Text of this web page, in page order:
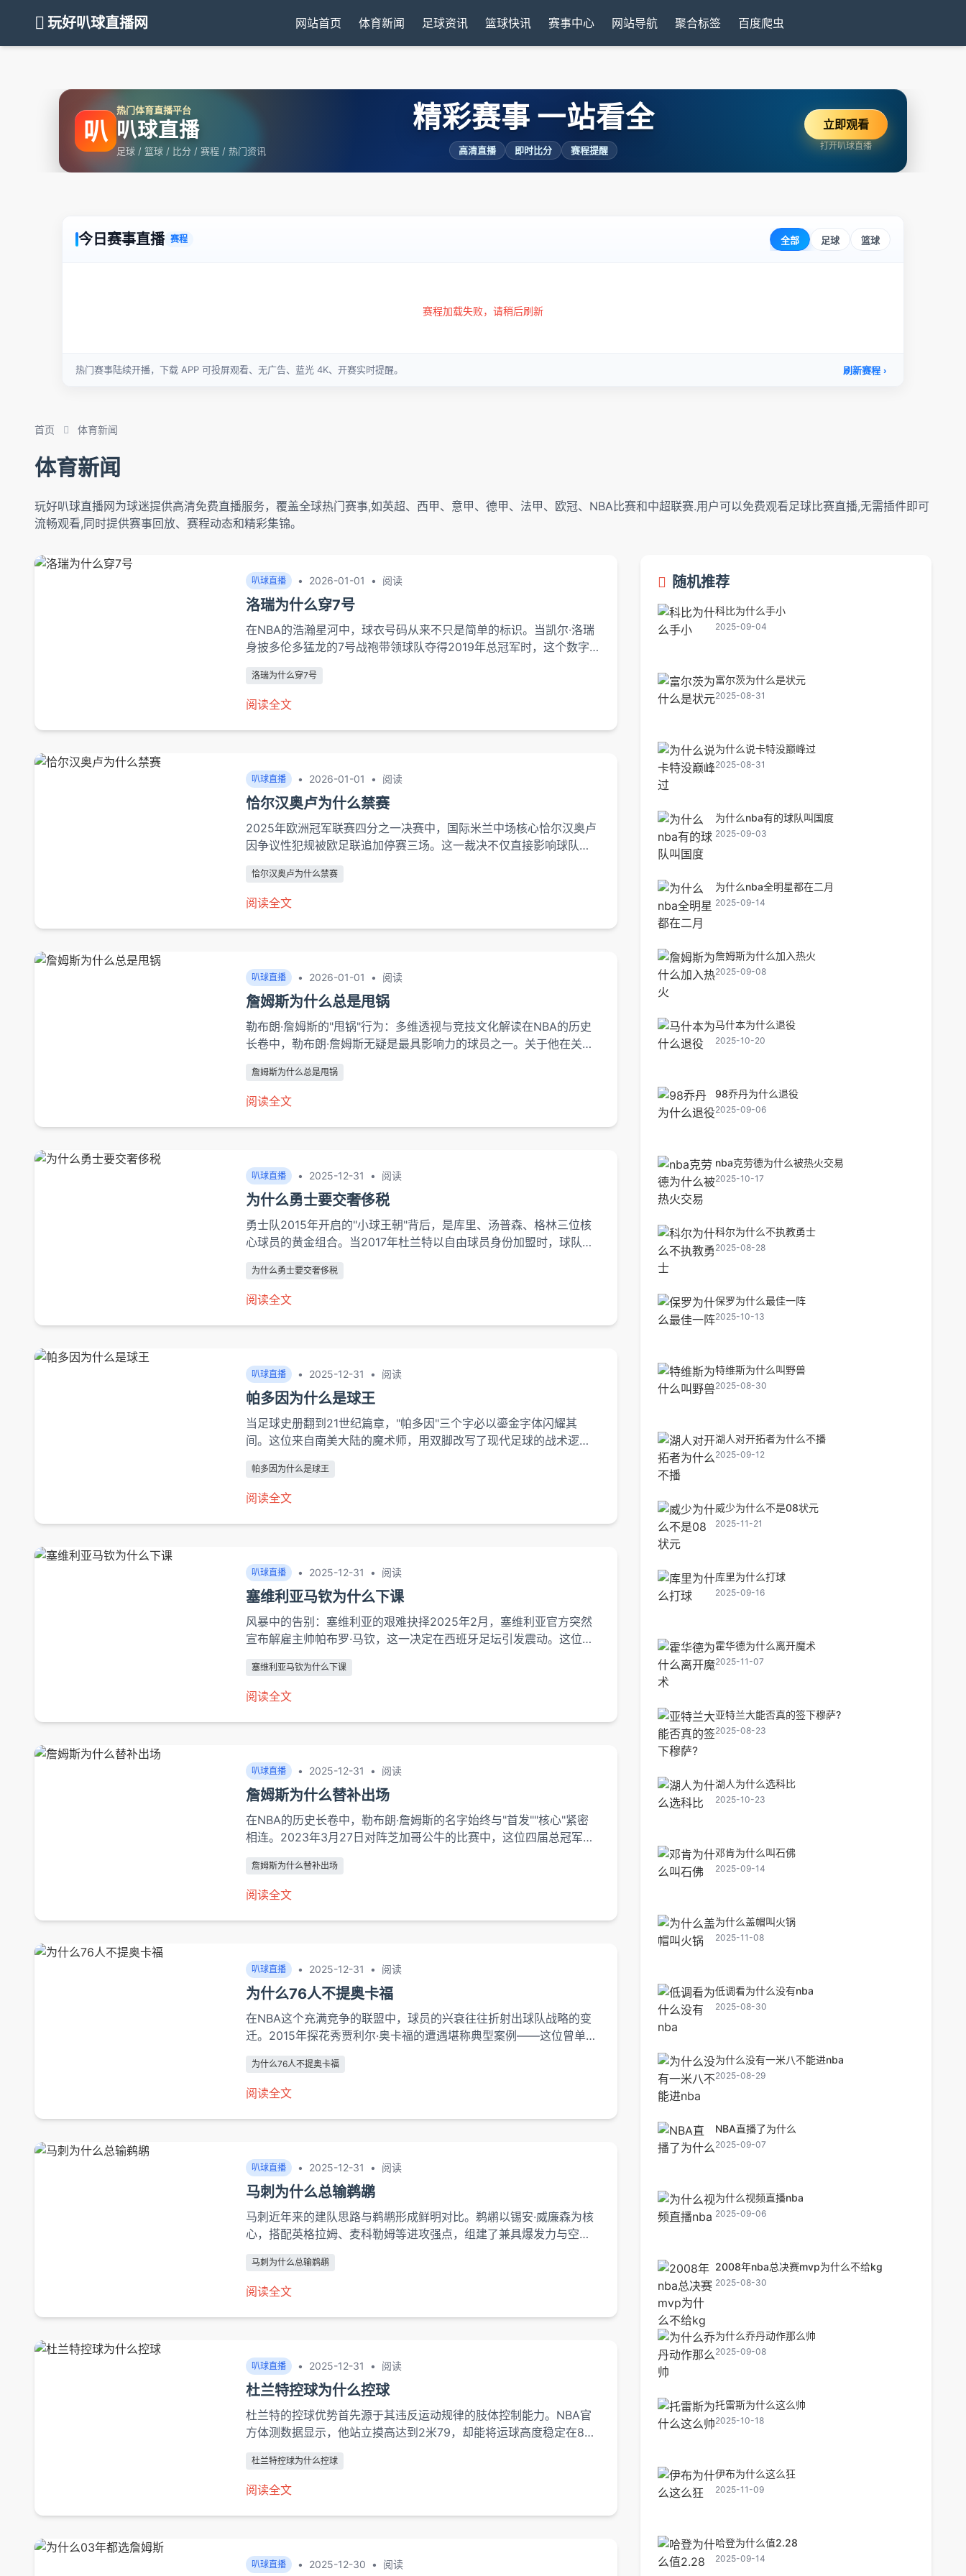
玩好叭球直播网 网站首页 体育新闻 足球资讯 篮球快讯 赛事中心 网站导航 聚合标签 百度爬虫
叭
热门体育直播平台
叭球直播
足球 / 篮球 / 比分 / 赛程 / 热门资讯
精彩赛事 一站看全
高清直播 即时比分 赛程提醒
立即观看
打开叭球直播
首页 体育新闻
体育新闻
玩好叭球直播网为球迷提供高清免费直播服务，覆盖全球热门赛事,如英超、西甲、意甲、德甲、法甲、欧冠、NBA比赛和中超联赛.用户可以免费观看足球比赛直播,无需插件即可
流畅观看,同时提供赛事回放、赛程动态和精彩集锦。
叭球直播 • 2026-01-01 • 阅读
洛瑞为什么穿7号
在NBA的浩瀚星河中，球衣号码从来不只是简单的标识。当凯尔·洛瑞
身披多伦多猛龙的7号战袍带领球队夺得2019年总冠军时，这个数字
见证了这位六届全明星的进化历程，更承载着家族传承、文...
洛瑞为什么穿7号
阅读全文
叭球直播 • 2026-01-01 • 阅读
恰尔汉奥卢为什么禁赛
2025年欧洲冠军联赛四分之一决赛中，国际米兰中场核心恰尔汉奥卢
因争议性犯规被欧足联追加停赛三场。这一裁决不仅直接影响球队战
深层问题的讨论。本文将围绕事件本质、规则依据及行业启示三个维
度展开分析。争议事件的完整回溯比赛第78分钟的关键瞬间成为整个
肘部击中对手颈部...
恰尔汉奥卢为什么禁赛
阅读全文
叭球直播 • 2026-01-01 • 阅读
詹姆斯为什么总是甩锅
勒布朗·詹姆斯的"甩锅"行为：多维透视与竞技文化解读在NBA的历史
长卷中，勒布朗·詹姆斯无疑是最具影响力的球员之一。关于他在关键
反映了现代篮球的战术演变，也折射出巨星文化中的复杂期待。本文
将从竞技策略、心理因素、媒体叙事三个维度，解析这一备受争议的
詹姆斯为什么总是甩锅
阅读全文
叭球直播 • 2025-12-31 • 阅读
为什么勇士要交奢侈税
勇士队2015年开启的"小球王朝"背后，是库里、汤普森、格林三位核
心球员的黄金组合。当2017年杜兰特以自由球员身份加盟时，球队薪
资高达1.45亿美元，奢侈税账单突破5000万。这种"四巨头"配置带来
的直接回报是三年两冠的辉...
为什么勇士要交奢侈税
阅读全文
叭球直播 • 2025-12-31 • 阅读
帕多因为什么是球王
当足球史册翻到21世纪篇章，"帕多因"三个字必以鎏金字体闪耀其
间。这位来自南美大陆的魔术师，用双脚改写了现代足球的战术逻
泥地到世界杯决赛的草皮，他诠释了何为真正的足球王者——不仅是
奖杯陈列室的丰度，更是对这项运动本质的哲学级理解。技术维度：
帕多因为什么是球王
阅读全文
叭球直播 • 2025-12-31 • 阅读
塞维利亚马钦为什么下课
风暴中的告别：塞维利亚的艰难抉择2025年2月，塞维利亚官方突然
宣布解雇主帅帕布罗·马钦，这一决定在西班牙足坛引发震动。这位曾
离场。表面看是成绩滑坡导致的下课，但深层次原因涉及战术僵化、
更衣室失控与管理层矛盾的多重危机。战术体系的失效马钦赖以成名
塞维利亚马钦为什么下课
阅读全文
叭球直播 • 2025-12-31 • 阅读
詹姆斯为什么替补出场
在NBA的历史长卷中，勒布朗·詹姆斯的名字始终与"首发""核心"紧密
相连。2023年3月27日对阵芝加哥公牛的比赛中，这位四届总冠军得
长纪录。这一决定绝非偶然，而是湖人教练组与詹姆斯本人基于多重
因素做出的战略性调整，其背后隐藏着球队管理、球员健康、战术革
詹姆斯为什么替补出场
阅读全文
叭球直播 • 2025-12-31 • 阅读
为什么76人不提奥卡福
在NBA这个充满竞争的联盟中，球员的兴衰往往折射出球队战略的变
迁。2015年探花秀贾利尔·奥卡福的遭遇堪称典型案例——这位曾单场
剧性转变的背后，隐藏着现代篮球发展逻辑与球队重建策略的复杂博
弈。战术...
为什么76人不提奥卡福
阅读全文
叭球直播 • 2025-12-31 • 阅读
马刺为什么总输鹈鹕
马刺近年来的建队思路与鹈鹕形成鲜明对比。鹈鹕以锡安·威廉森为核
心，搭配英格拉姆、麦科勒姆等进攻强点，组建了兼具爆发力与空间
体阵容偏重技术流，缺乏...
马刺为什么总输鹈鹕
阅读全文
叭球直播 • 2025-12-31 • 阅读
杜兰特控球为什么控球
杜兰特的控球优势首先源于其违反运动规律的肢体控制能力。NBA官
方体测数据显示，他站立摸高达到2米79，却能将运球高度稳定在85
的研究指出，杜兰特通过增强髋关节柔韧性（...
杜兰特控球为什么控球
阅读全文
叭球直播 • 2025-12-30 • 阅读
随机推荐
科比为什么手小
2025-09-04
富尔茨为什么是状元
2025-08-31
为什么说卡特没巅峰过
2025-08-31
为什么nba有的球队叫国度
2025-09-03
为什么nba全明星都在二月
2025-09-14
詹姆斯为什么加入热火
2025-09-08
马什本为什么退役
2025-10-20
98乔丹为什么退役
2025-09-06
nba克劳德为什么被热火交易
2025-10-17
科尔为什么不执教勇士
2025-08-28
保罗为什么最佳一阵
2025-10-13
特维斯为什么叫野兽
2025-08-30
湖人对开拓者为什么不播
2025-09-12
威少为什么不是08状元
2025-11-21
库里为什么打球
2025-09-16
霍华德为什么离开魔术
2025-11-07
亚特兰大能否真的签下穆萨?
2025-08-23
湖人为什么选科比
2025-10-23
邓肯为什么叫石佛
2025-09-14
为什么盖帽叫火锅
2025-11-08
低调看为什么没有nba
2025-08-30
为什么没有一米八不能进nba
2025-08-29
NBA直播了为什么
2025-09-07
为什么视频直播nba
2025-09-06
2008年nba总决赛mvp为什么不给kg
2025-08-30
为什么乔丹动作那么帅
2025-09-08
托雷斯为什么这么帅
2025-10-18
伊布为什么这么狂
2025-11-09
哈登为什么值2.28
2025-09-14